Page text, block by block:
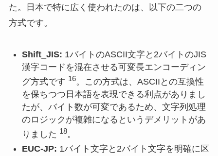
た。日本で特に広く使われたのは、以下の二つの
方式です。
Shift_JIS: 1バイトのASCII文字と2バイトのJIS
漢字コードを混在させる可変長エンコーディン
グ方式です 16。この方式は、ASCIIとの互換性
を保ちつつ日本語を表現できる利点がありまし
たが、バイト数が可変であるため、文字列処理
のロジックが複雑になるというデメリットがあ
りました 18。
EUC-JP: 1バイト文字と2バイト文字を明確に区